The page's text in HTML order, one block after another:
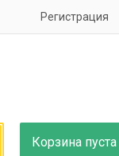
Регистрация
Корзина пуста